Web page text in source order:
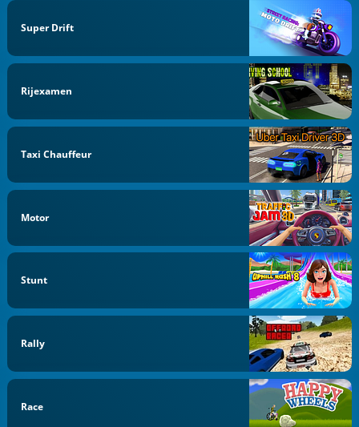
Super Drift
Rijexamen
Taxi Chauffeur
Motor
Stunt
Rally
Race